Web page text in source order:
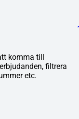
komma till
filtrera
etc.